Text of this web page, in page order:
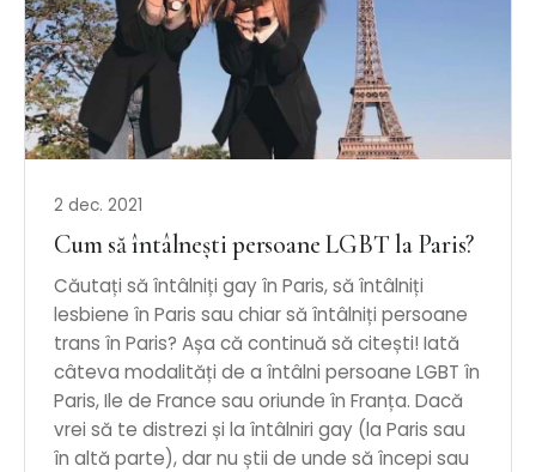
2 dec. 2021
Cum să întâlnești persoane LGBT la Paris?
Căutați să întâlniți gay în Paris, să întâlniți
lesbiene în Paris sau chiar să întâlniți persoane
trans în Paris? Așa că continuă să citești! Iată
câteva modalități de a întâlni persoane LGBT în
Paris, Ile de France sau oriunde în Franța. Dacă
vrei să te distrezi și la întâlniri gay (la Paris sau
în altă parte), dar nu știi de unde să începi sau